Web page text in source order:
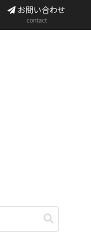
お問い合わせ
contact